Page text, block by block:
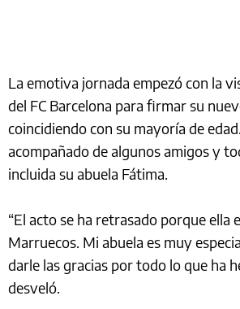
La emotiva jornada empezó con la
del FC Barcelona para firmar su
coincidiendo con su mayoría de
acompañado de algunos amigos y
incluida su abuela Fátima.
“El acto se ha retrasado porque ella
Marruecos. Mi abuela es muy
darle las gracias por todo lo que ha
desveló.